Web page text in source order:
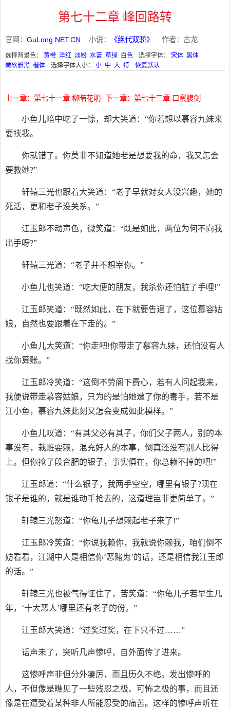
第七十二章 峰回路转
官网： GuLong.NET.CN 小说： 《绝代双骄》 作者：古龙
选择背景色： 黄橙 洋红 淡粉 水蓝 草绿 白色 选择字体： 宋体 黑体
微软雅黑 楷体 选择字体大小： 小 中 大 特 恢复默认
上一章：第七十一章 柳暗花明 下一章：第七十三章 口蜜腹剑
小鱼儿暗中吃了一惊，却大笑道：“你若想以慕容九妹来
要挟我。
你就错了。你莫非不知道她老是想要我的命，我又怎会
要救她?”
轩辕三光也跟着大笑道：“老子早就对女人没兴趣，她的
死活，更和老子没关系。”
江玉郎不动声色，微笑道：“既是如此，两位为何不向我
出手呀?”
轩辕三光道：“老子并不想宰你。”
小鱼儿也笑道：“吃大便的朋友，我杀你还怕脏了手哩!”
江玉郎笑道：“既然如此，在下就要告退了，这位慕容姑
娘，自然也要跟着在下走的。”
小鱼儿大笑道：“你走吧!你带走了慕容九妹，还怕没有人
找你算账。”
江玉郎冷笑道：“这倒不劳阁下费心，若有人问起我来，
我便说带走慕容姑娘，只为的是怕她遭了你的毒手，若不是
江小鱼，慕容九妹此刻又怎会变成如此模样。”
小鱼儿叹道：“有其父必有其子，你们父子两人，别的本
事没有，栽赃耍赖，混充好人的本事，倒真还没有别人比得
上。但你抢了段合肥的银子，事实俱在，你总赖不掉的吧!”
江玉郎道：“什么银子，我两手空空，哪里有银子?现在
银子是谁的，就是谁动手抢去的，这道理岂非更简单了。”
轩辕三光怒道：“你龟儿子想赖起老子来了!”
江玉郎冷笑道：“你说我赖你，我就说你赖我，咱们倒不
妨看看，江湖中人是相信你‘恶赌鬼’的话，还是相信我江玉郎
的话。”
轩辕三光也被气得怔住了，苦笑道：“你龟儿子若早生几
年，‘十大恶人’哪里还有老子的份。”
江玉郎大笑道：“过奖过奖，在下只不过……”
话声未了，突听几声惨呼，自外面传了进来。
这惨呼声非但分外凄厉，而且历久不绝。发出惨呼的
人，不但像是瞧见了一些残忍之极、可怖之极的事，而且还
像是在遭受着某种非人所能忍受的痛苦。这样的惨呼声听在